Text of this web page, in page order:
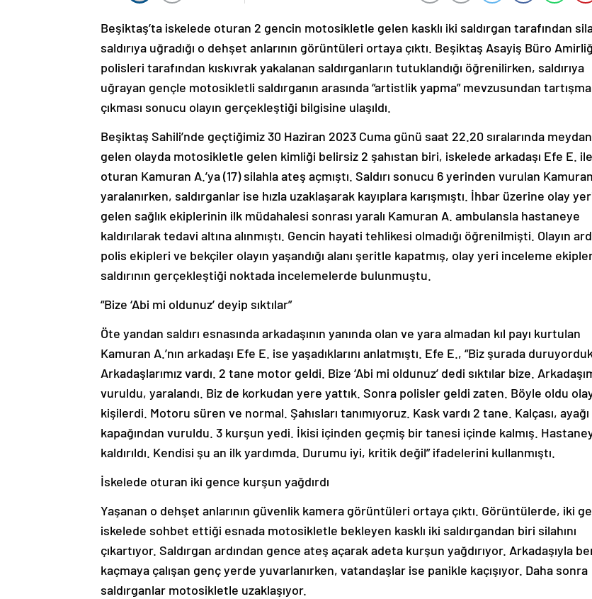
Beşiktaş’ta iskelede oturan 2 gencin motosikletle gelen kasklı iki saldırgan tarafından
saldırıya uğradığı o dehşet anlarının görüntüleri ortaya çıktı. Beşiktaş Asayiş Büro
polisleri tarafından kıskıvrak yakalanan saldırganların tutuklandığı öğrenilirken, saldırıya
uğrayan gençle motosikletli saldırganın arasında “artistlik yapma” mevzusundan tartışma
çıkması sonucu olayın gerçekleştiği bilgisine ulaşıldı.
Beşiktaş Sahili’nde geçtiğimiz 30 Haziran 2023 Cuma günü saat 22.20 sıralarında
gelen olayda motosikletle gelen kimliği belirsiz 2 şahıstan biri, iskelede arkadaşı Efe E. ile
oturan Kamuran A.’ya (17) silahla ateş açmıştı. Saldırı sonucu 6 yerinden vurulan
yaralanırken, saldırganlar ise hızla uzaklaşarak kayıplara karışmıştı. İhbar üzerine olay
gelen sağlık ekiplerinin ilk müdahalesi sonrası yaralı Kamuran A. ambulansla hastaneye
kaldırılarak tedavi altına alınmıştı. Gencin hayati tehlikesi olmadığı öğrenilmişti. Olayın
polis ekipleri ve bekçiler olayın yaşandığı alanı şeritle kapatmış, olay yeri inceleme
saldırının gerçekleştiği noktada incelemelerde bulunmuştu.
“Bize ‘Abi mi oldunuz’ deyip sıktılar”
Öte yandan saldırı esnasında arkadaşının yanında olan ve yara almadan kıl payı kurtulan
Kamuran A.’nın arkadaşı Efe E. ise yaşadıklarını anlatmıştı. Efe E., “Biz şurada
Arkadaşlarımız vardı. 2 tane motor geldi. Bize ‘Abi mi oldunuz’ dedi sıktılar bize.
vuruldu, yaralandı. Biz de korkudan yere yattık. Sonra polisler geldi zaten. Böyle oldu
kişilerdi. Motoru süren ve normal. Şahısları tanımıyoruz. Kask vardı 2 tane. Kalçası,
kapağından vuruldu. 3 kurşun yedi. İkisi içinden geçmiş bir tanesi içinde kalmış.
kaldırıldı. Kendisi şu an ilk yardımda. Durumu iyi, kritik değil” ifadelerini kullanmıştı.
İskelede oturan iki gence kurşun yağdırdı
Yaşanan o dehşet anlarının güvenlik kamera görüntüleri ortaya çıktı. Görüntülerde, iki
iskelede sohbet ettiği esnada motosikletle bekleyen kasklı iki saldırgandan biri silahını
çıkartıyor. Saldırgan ardından gence ateş açarak adeta kurşun yağdırıyor. Arkadaşıyla
kaçmaya çalışan genç yerde yuvarlanırken, vatandaşlar ise panikle kaçışıyor. Daha sonra
saldırganlar motosikletle uzaklaşıyor.